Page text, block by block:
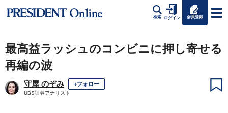
検索 ログイン 会員登録
最高益ラッシュのコンビニに押し寄せる
再編の波
守屋 のぞみ +フォロー
UBS証券アナリスト